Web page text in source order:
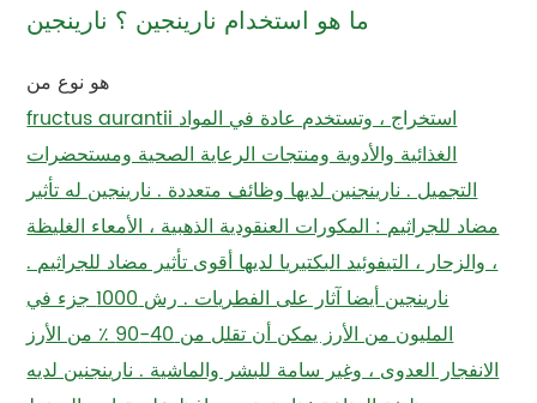
ما هو استخدام نارينجين ؟ نارينجين
هو نوع من
fructus aurantii استخراج ، وتستخدم عادة في المواد
الغذائية والأدوية ومنتجات الرعاية الصحية ومستحضرات
التجميل . نارينجنين لديها وظائف متعددة . نارينجين له تأثير
مضاد للجراثيم : المكورات العنقودية الذهبية ، الأمعاء الغليظة
، والزحار ، التيفوئيد البكتيريا لديها أقوى تأثير مضاد للجراثيم .
نارينجين أيضا آثار على الفطريات . رش 1000 جزء في
المليون من الأرز يمكن أن تقلل من 40-90 ٪ من الأرز
الانفجار العدوى ، وغير سامة للبشر والماشية . نارينجنين لديه